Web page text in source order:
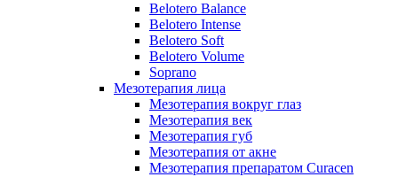
Belotero Balance
Belotero Intense
Belotero Soft
Belotero Volume
Soprano
Мезотерапия лица
Мезотерапия вокруг глаз
Мезотерапия век
Мезотерапия губ
Мезотерапия от акне
Мезотерапия препаратом Curacen